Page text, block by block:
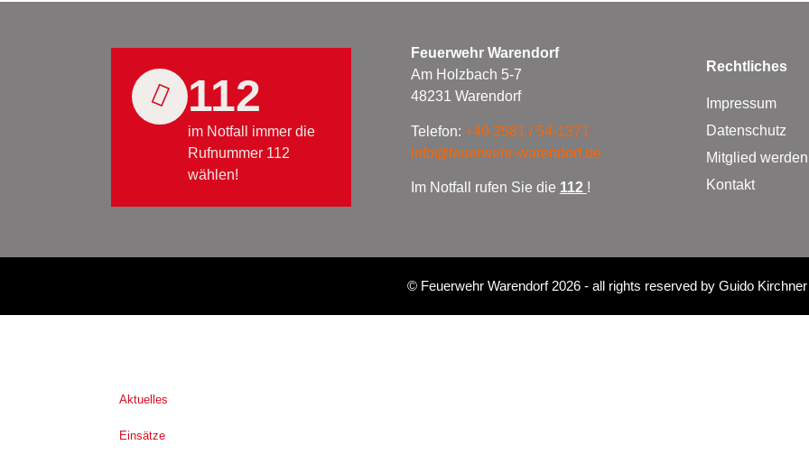
112
im Notfall immer die
Rufnummer 112
wählen!
Feuerwehr Warendorf
Am Holzbach 5-7
48231 Warendorf
Telefon: +49 2581 / 54-1371
info@feuerwehr-warendorf.de
Im Notfall rufen Sie die 112 !
Rechtliches
Impressum
Datenschutz
Mitglied
Kontakt
© Feuerwehr Warendorf 2026- all rights reserved by Guido Kirchner
Aktuelles
Einsätze